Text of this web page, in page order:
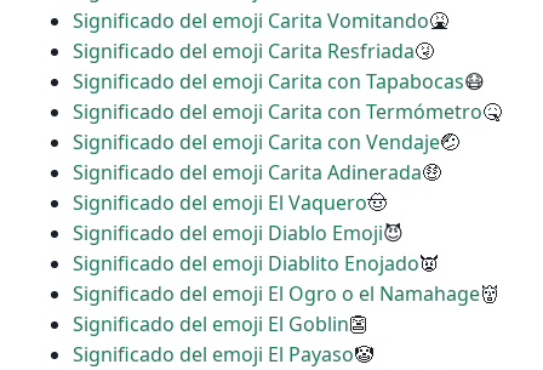
Significado del emoji Carita Vomitando🤮
Significado del emoji Carita Resfriada🤧
Significado del emoji Carita con Tapabocas😷
Significado del emoji Carita con Termómetro🤒
Significado del emoji Carita con Vendaje🤕
Significado del emoji Carita Adinerada🤑
Significado del emoji El Vaquero🤠
Significado del emoji Diablo Emoji😈
Significado del emoji Diablito Enojado👿
Significado del emoji El Ogro o el Namahage👹
Significado del emoji El Goblin👺
Significado del emoji El Payaso🤡